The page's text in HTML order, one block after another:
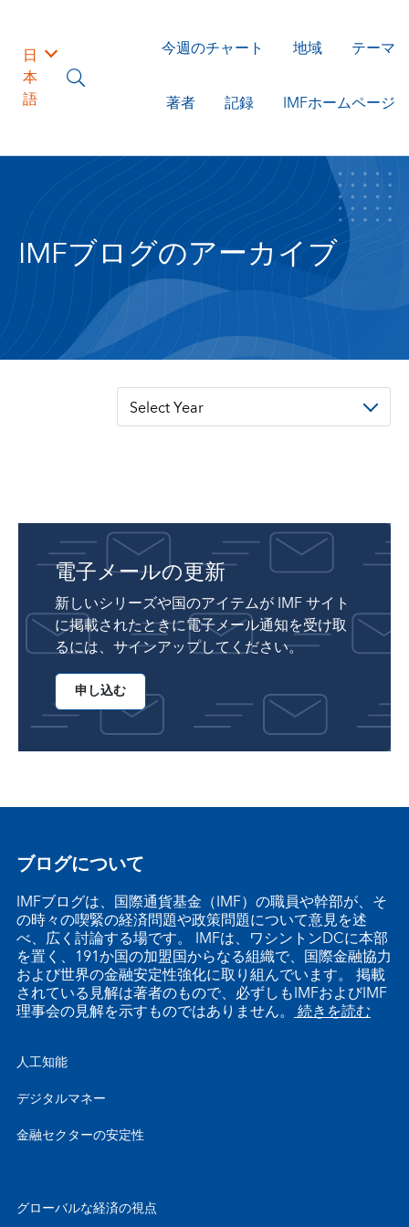
日
本
語
今週のチャート 地域 テーマ
著者 記録 IMFホームページ
IMFブログのアーカイブ
Select Year
電子メールの更新
新しいシリーズや国のアイテムが IMF サイト
に掲載されたときに電子メール通知を受け取
るには、サインアップしてください。
申し込む
ブログについて
IMFブログは、国際通貨基金（IMF）の職員や幹部が、そ
の時々の喫緊の経済問題や政策問題について意見を述
べ、広く討論する場です。 IMFは、ワシントンDCに本部
を置く、191か国の加盟国からなる組織で、国際金融協力
および世界の金融安定性強化に取り組んでいます。 掲載
されている見解は著者のもので、必ずしもIMFおよびIMF
理事会の見解を示すものではありません。 続きを読む
人工知能
デジタルマネー
金融セクターの安定性
グローバルな経済の視点